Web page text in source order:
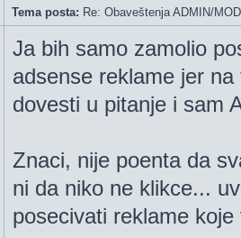
Tema posta: Re: Obaveštenja ADMIN/
Ja bih samo zamolio
adsense reklame jer
dovesti u pitanje i sam
Znaci, nije poenta da
ni da niko ne klikce...
posecivati reklame